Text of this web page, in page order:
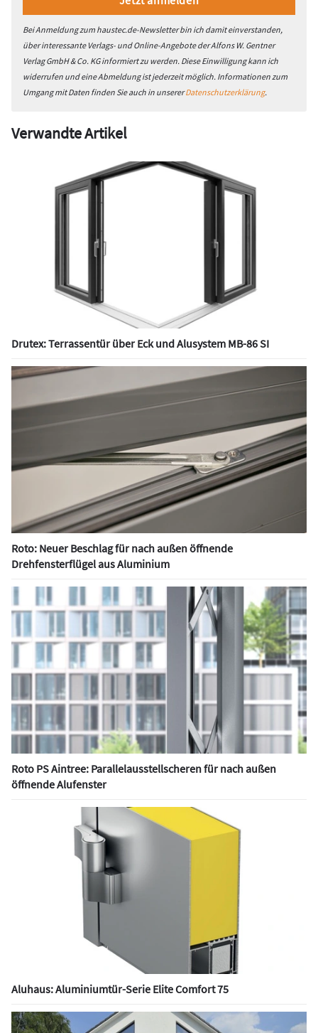
Bei Anmeldung zum haustec.de-Newsletter bin ich damit einverstanden,
über interessante Verlags- und Online-Angebote der Alfons W. Gentner
Verlag GmbH & Co. KG informiert zu werden. Diese Einwilligung kann ich
widerrufen und eine Abmeldung ist jederzeit möglich. Informationen zum
Umgang mit Daten finden Sie auch in unsererDatenschutzerklärung.
Verwandte Artikel
Drutex: Terrassentür über Eck und Alusystem MB-86 SI
Roto: Neuer Beschlag für nach außen öffnende
Drehfensterflügel aus Aluminium
Roto PS Aintree: Parallelausstellscheren für nach außen
öffnende Alufenster
Aluhaus: Aluminiumtür-Serie Elite Comfort 75